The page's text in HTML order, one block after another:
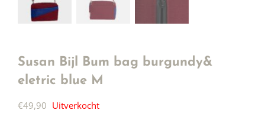
Susan Bijl Bum bag burgundy&
eletric blue M
€49,90 Uitverkocht